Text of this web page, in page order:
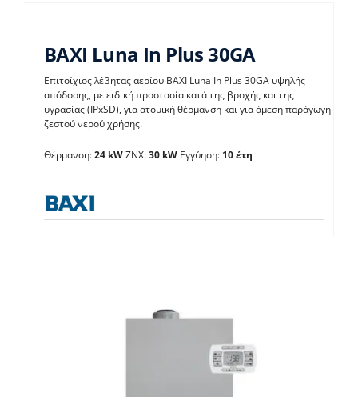
BAXI Luna In Plus
30GA
BAXI Luna In Plus 30GA
Επιτοίχιος λέβητας αερίου BAXI Luna In Plus 30GA υψηλής
απόδοσης, με ειδική προστασία κατά της βροχής και της
υγρασίας (IPxSD), για ατομική θέρμανση και για άμεση παράγωγη
ζεστού νερού χρήσης.
Θέρμανση:24 kWΖΝΧ:30 kWΕγγύηση: 10 έτη